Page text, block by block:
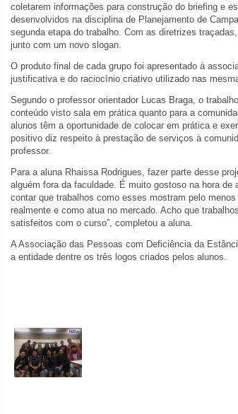
coletarem informações para construção do briefing e
desenvolvidos na disciplina de Planejamento de
segunda etapa do trabalho. Com as diretrizes
junto com um novo slogan.
O produto final de cada grupo foi apresentado à
justificativa e do raciocínio criativo utilizado nas
Segundo o professor orientador Lucas Braga, o
conteúdo visto sala em prática quanto para a
alunos têm a oportunidade de colocar em prática e
positivo diz respeito à prestação de serviços à
professor.
Para a aluna Rhaissa Rodrigues, fazer parte desse
alguém fora da faculdade. É muito gostoso na hora
contar que trabalhos como esses mostram pelo
realmente e como atua no mercado. Acho que
satisfeitos com o curso”, completou a aluna.
A Associação das Pessoas com Deficiência da
a entidade dentre os três logos criados pelos alunos.